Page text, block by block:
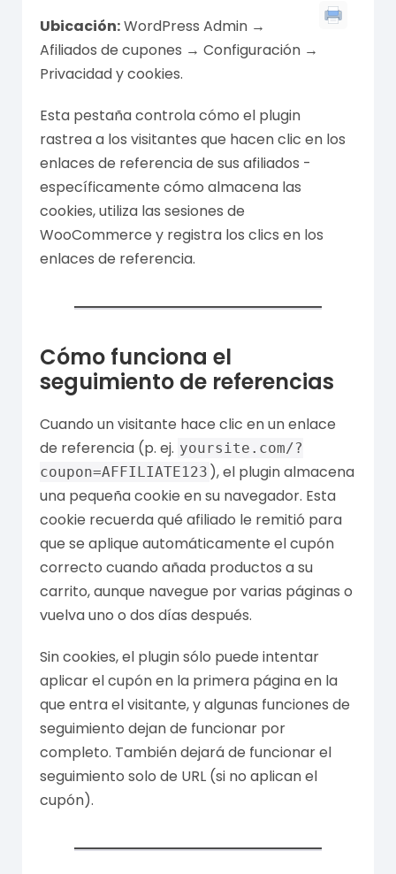
Ubicación:WordPress Admin →
Afiliados de cupones → Configuración →
Privacidad y cookies.
Esta pestaña controla cómo el plugin
rastrea a los visitantes que hacen clic en los
enlaces de referencia de sus afiliados -
específicamente cómo almacena las
cookies, utiliza las sesiones de
WooCommerce y registra los clics en los
enlaces de referencia.
Cómo funciona el
seguimiento de referencias
Cuando un visitante hace clic en un enlace
de referencia (p. ej. yoursite.com/?
coupon=AFFILIATE123 ), el plugin almacena
una pequeña cookie en su navegador. Esta
cookie recuerda qué afiliado le remitió para
que se aplique automáticamente el cupón
correcto cuando añada productos a su
carrito, aunque navegue por varias páginas o
vuelva uno o dos días después.
Sin cookies, el plugin sólo puede intentar
aplicar el cupón en la primera página en la
que entra el visitante, y algunas funciones de
seguimiento dejan de funcionar por
completo. También dejará de funcionar el
seguimiento solo de URL (si no aplican el
cupón).